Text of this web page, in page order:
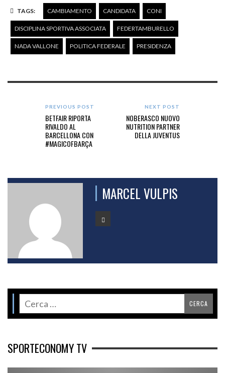
TAGS: CAMBIAMENTO CANDIDATA CONI
DISCIPLINA SPORTIVA ASSOCIATA FEDERTAMBURELLO
NADA VALLONE POLITICA FEDERALE PRESIDENZA
PREVIOUS POST
BETFAIR RIPORTA
RIVALDO AL
BARCELLONA CON
#MAGICOFBARÇA
NEXT POST
NOBERASCO NUOVO
NUTRITION PARTNER
DELLA JUVENTUS
MARCEL VULPIS
SPORTECONOMY TV